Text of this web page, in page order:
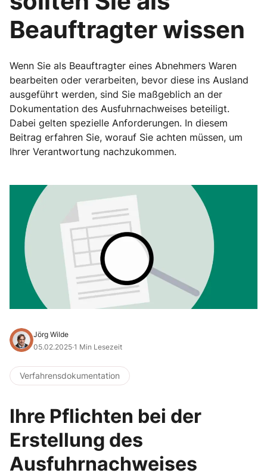
Beauftragter wissen
Wenn Sie als Beauftragter eines Abnehmers Waren
bearbeiten oder verarbeiten, bevor diese ins Ausland
ausgeführt werden, sind Sie maßgeblich an der
Dokumentation des Ausfuhrnachweises beteiligt.
Dabei gelten spezielle Anforderungen. In diesem
Beitrag erfahren Sie, worauf Sie achten müssen, um
Ihrer Verantwortung nachzukommen.
Jörg Wilde
05.02.2025·1 Min Lesezeit
Verfahrensdokumentation
Ihre Pflichten bei der
Erstellung des
Ausfuhrnachweises